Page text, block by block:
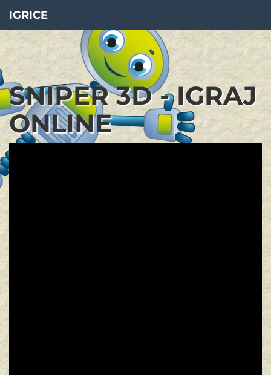
IGRICE
SNIPER 3D - IGRAJ
ONLINE